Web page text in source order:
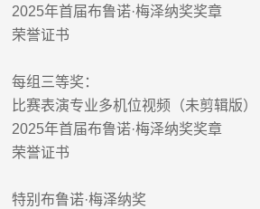
2025年首届布鲁诺·梅泽纳奖奖章
荣誉证书
每组三等奖：
比赛表演专业多机位视频（未剪辑版）
2025年首届布鲁诺·梅泽纳奖奖章
荣誉证书
特别布鲁诺·梅泽纳奖